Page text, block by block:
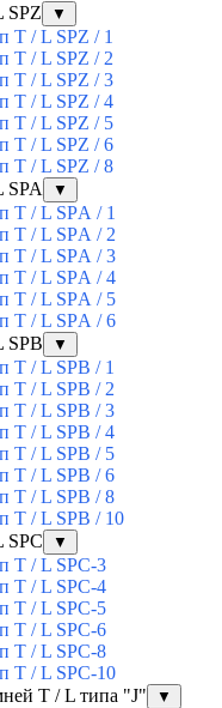
SPZ ▼
T / L SPZ / 1
T / L SPZ / 2
T / L SPZ / 3
T / L SPZ / 4
T / L SPZ / 5
T / L SPZ / 6
T / L SPZ / 8
SPA
▼
T / L SPА / 1
T / L SPА / 2
T / L SPА / 3
T / L SPА / 4
T / L SPА / 5
T / L SPА / 6
SPВ
▼
T / L SPВ / 1
T / L SPВ / 2
T / L SPВ / 3
T / L SPВ / 4
T / L SPВ / 5
T / L SPВ / 6
T / L SPВ / 8
T / L SPВ / 10
SPС
▼
T / L SPС-3
T / L SPС-4
T / L SPС-5
T / L SPС-6
T / L SPС-8
T / L SPС-10
T / L типа "J"
▼